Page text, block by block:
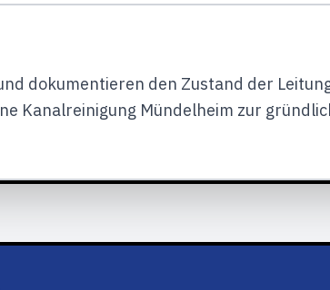
dokumentieren den Zustand der
Kanalreinigung Mündelheim zur